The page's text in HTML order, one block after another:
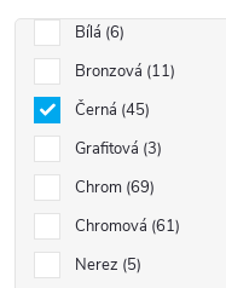
Bílá 6
Bronzová 11
Černá 45
Grafitová 3
Chrom 69
Chromová 61
Nerez 5